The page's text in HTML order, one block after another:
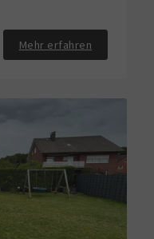
Mehr erfahren